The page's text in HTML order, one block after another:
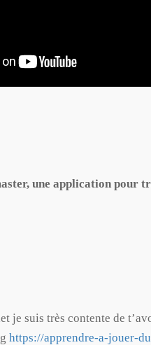
une application pour
je suis très contente de
https://apprendre-a-jouer-